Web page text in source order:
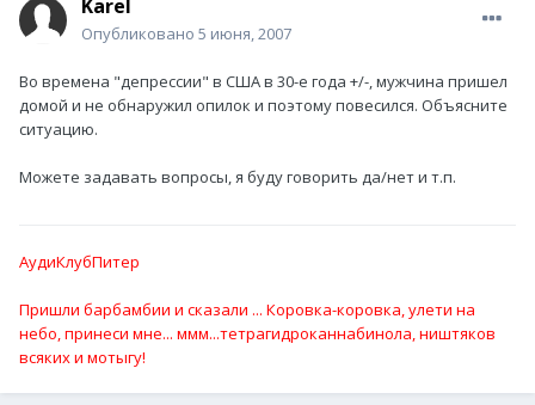
Karel
Опубликовано 5 июня, 2007
Во времена "депрессии" в США в 30-е года +/-, мужчина пришел
домой и не обнаружил опилок и поэтому повесился. Объясните
ситуацию.
Можете задавать вопросы, я буду говорить да/нет и т.п.
АудиКлубПитер
Пришли барбамбии и сказали ... Коровка-коровка, улети на
небо, принеси мне... ммм...тетрагидроканнабинола, ништяков
всяких и мотыгу!